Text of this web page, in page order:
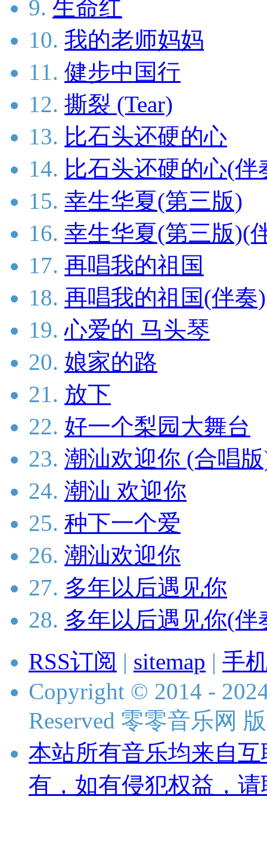
9. 生命红
10. 我的老师妈妈
11. 健步中国行
12. 撕裂 (Tear)
13. 比石头还硬的心
14. 比石头还硬的心(伴
15. 幸生华夏(第三版)
16. 幸生华夏(第三版)(
17. 再唱我的祖国
18. 再唱我的祖国(伴奏)
19. 心爱的 马头琴
20. 娘家的路
21. 放下
22. 好一个梨园大舞台
23. 潮汕欢迎你 (合唱
24. 潮汕 欢迎你
25. 种下一个爱
26. 潮汕欢迎你
27. 多年以后遇见你
28. 多年以后遇见你(伴
RSS订阅 | sitemap | 手
Copyright © 2014 -
Reserved 零零音乐网
本站所有音乐均来自
有，如有侵犯权益，